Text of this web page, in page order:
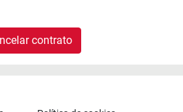
contrato